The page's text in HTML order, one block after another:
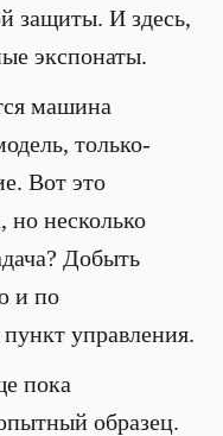
защиты. И здесь,
экспонаты.
машина
только-
Вот это
несколько
Добыть
и по
управления.
пока
образец.